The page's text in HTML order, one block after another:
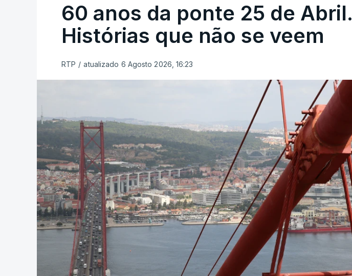
60 anos da ponte 25 de Abril.
Histórias que não se veem
RTP / atualizado 6 Agosto 2026, 16:23